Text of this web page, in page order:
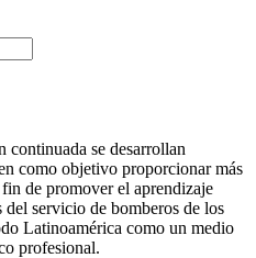
continuada se desarrollan
como objetivo proporcionar más
de promover el aprendizaje
del servicio de bomberos de los
Latinoamérica como un medio
profesional.